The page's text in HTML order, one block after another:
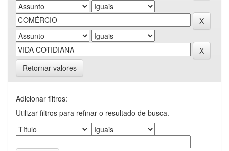
Retornar valores
Adicionar filtros:
Utilizar filtros para refinar o resultado de busca.